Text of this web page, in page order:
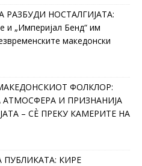
НОСТАЛГИЈАТА:
и „Империјал Бенд“ им
македонски
ФОЛКЛОР:
И ПРИЗНАНИЈА
– СÈ ПРЕКУ КАМЕРИТЕ НА
ПУБЛИКАТА: КИРЕ